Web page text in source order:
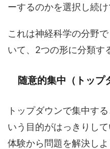
ーするのかを選択し続け
これは神経科学の分野で
いて、2つの形に分類す
随意的集中（トップ
トップダウンで集中す
いう目的がはっきりし
体験から問題を解決しよ